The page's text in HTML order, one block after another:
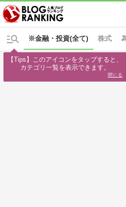
※金融・投資(全て) 株式
【Tips】このアイコンをタップすると、
カテゴリ一覧を表示できます。
閉じる